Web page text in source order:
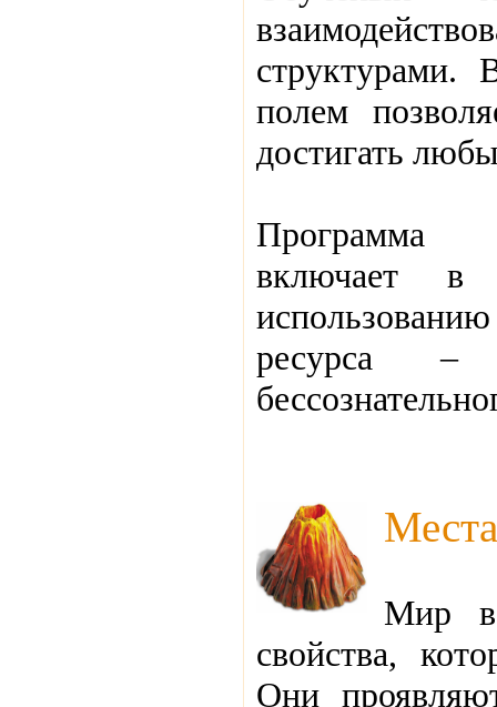
структурами.
полем
достигать
Программа
включает в
использованию
ресурса –
Мир
свойства,
Они